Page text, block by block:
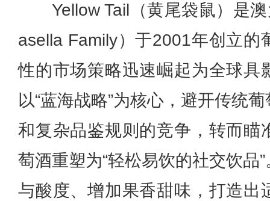
Yellow Tail（黄尾袋鼠）是
asella Family）于2001年创立的
性的市场策略迅速崛起为全球具
以“蓝海战略”为核心，避开传统
和复杂品鉴规则的竞争，转而瞄
萄酒重塑为“轻松易饮的社交饮品
与酸度、增加果香甜味，打造出